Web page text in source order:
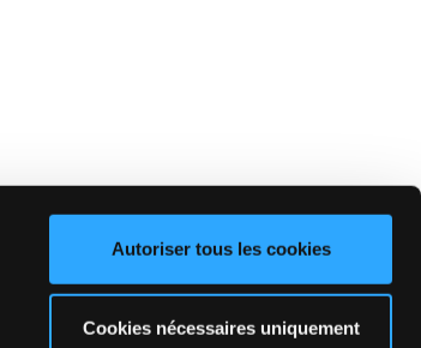
Autoriser tous les cookies
Cookies nécessaires uniquement